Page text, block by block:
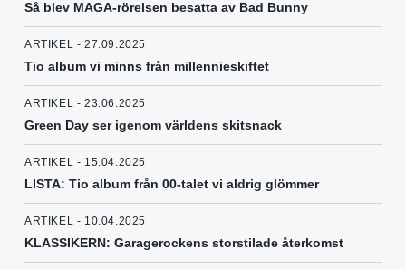
Så blev MAGA-rörelsen besatta av Bad Bunny
ARTIKEL - 27.09.2025
Tio album vi minns från millennieskiftet
ARTIKEL - 23.06.2025
Green Day ser igenom världens skitsnack
ARTIKEL - 15.04.2025
LISTA: Tio album från 00-talet vi aldrig glömmer
ARTIKEL - 10.04.2025
KLASSIKERN: Garagerockens storstilade återkomst